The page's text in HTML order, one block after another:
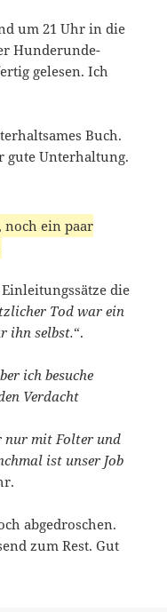
um 21 Uhr in die
Hunderunde-
gelesen. Ich
Buch.
gute Unterhaltung.
noch ein paar
die
Tod war ein
ihn selbst.“.
ich besuche
Verdacht
nur mit Folter und
ist unser Job
abgedroschen.
zum Rest. Gut